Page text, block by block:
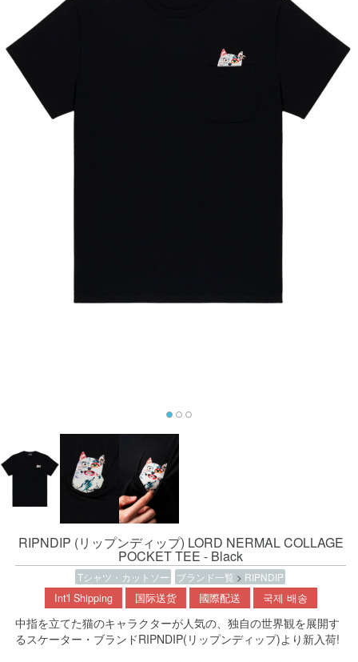
RIPNDIP (リップンディップ) LORD NERMAL COLLAGE
POCKET TEE - Black
Tシャツ・カットソー ブランド一覧 > RIPNDIP
Int'l Shipping 国际送货 國際配送 국제 배송
中指を立てた猫のキャラクターが人気の、独自の世界観を展開す
るスケーター・ブランドRIPNDIP(リップンディップ)より新入荷!